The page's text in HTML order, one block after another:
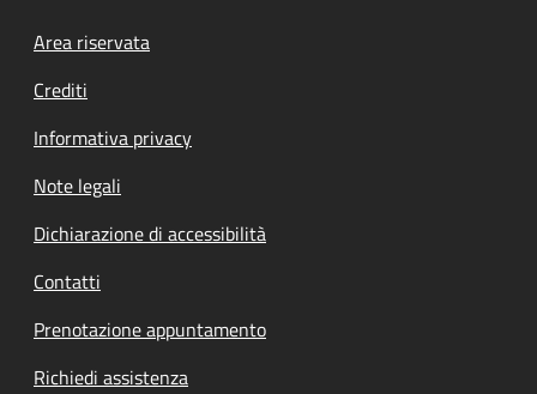
Footer menu
Area riservata
Crediti
Informativa privacy
Note legali
Dichiarazione di accessibilità
Contatti
Prenotazione appuntamento
Richiedi assistenza